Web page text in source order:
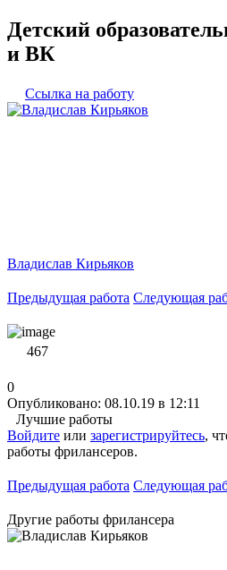
Детский
и ВК
Ссылка на работу
Владислав Кирьяков
Предыдущая работа Следующая
467
0
Опубликовано: 08.10.19 в 12:11
Лучшие работы
Войдите или зарегистрируйтесь,
работы фрилансеров.
Предыдущая работа Следующая
Другие работы фрилансера